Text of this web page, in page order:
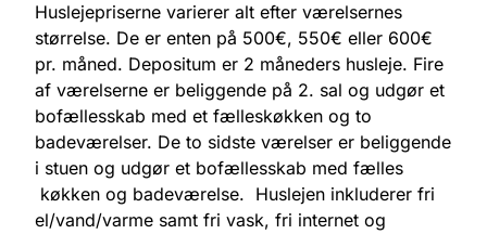
Huslejepriserne varierer alt efter værelsernes
størrelse. De er enten på 500€, 550€ eller 600€
pr. måned. Depositum er 2 måneders husleje. Fire
af værelserne er beliggende på 2. sal og udgør et
bofællesskab med et fælleskøkken og to
badeværelser. De to sidste værelser er beliggende
i stuen og udgør et bofællesskab med fælles
køkken og badeværelse. Huslejen inkluderer fri
el/vand/varme samt fri vask, fri internet og